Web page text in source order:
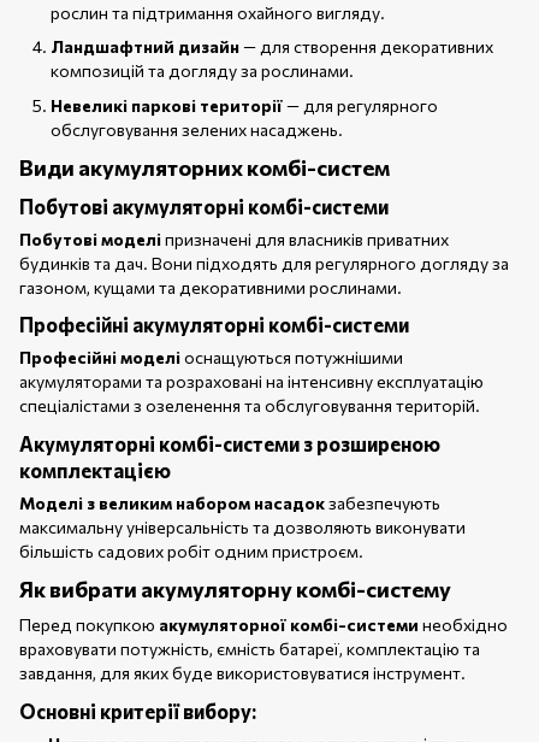
рослин та підтримання охайного вигляду.
Ландшафтний дизайн— для створення декоративних
композицій та догляду за рослинами.
Невеликі паркові території— для регулярного
обслуговування зелених насаджень.
Види акумуляторних комбі-систем
Побутові акумуляторні комбі-системи
Побутові моделіпризначені для власників приватних
будинків та дач. Вони підходять для регулярного догляду за
газоном, кущами та декоративними рослинами.
Професійні акумуляторні комбі-системи
Професійні моделіоснащуються потужнішими
акумуляторами та розраховані на інтенсивну експлуатацію
спеціалістами з озеленення та обслуговування територій.
Акумуляторні комбі-системи з розширеною
комплектацією
Моделі з великим набором насадокзабезпечують
максимальну універсальність та дозволяють виконувати
більшість садових робіт одним пристроєм.
Як вибрати акумуляторну комбі-систему
Перед покупкою акумуляторної комбі-системи необхідно
враховувати потужність, ємність батареї, комплектацію та
завдання, для яких буде використовуватися інструмент.
Основні критерії вибору: